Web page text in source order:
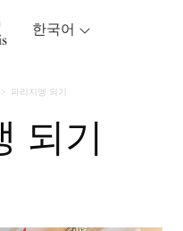
한국어
파리지앵 되기
되기